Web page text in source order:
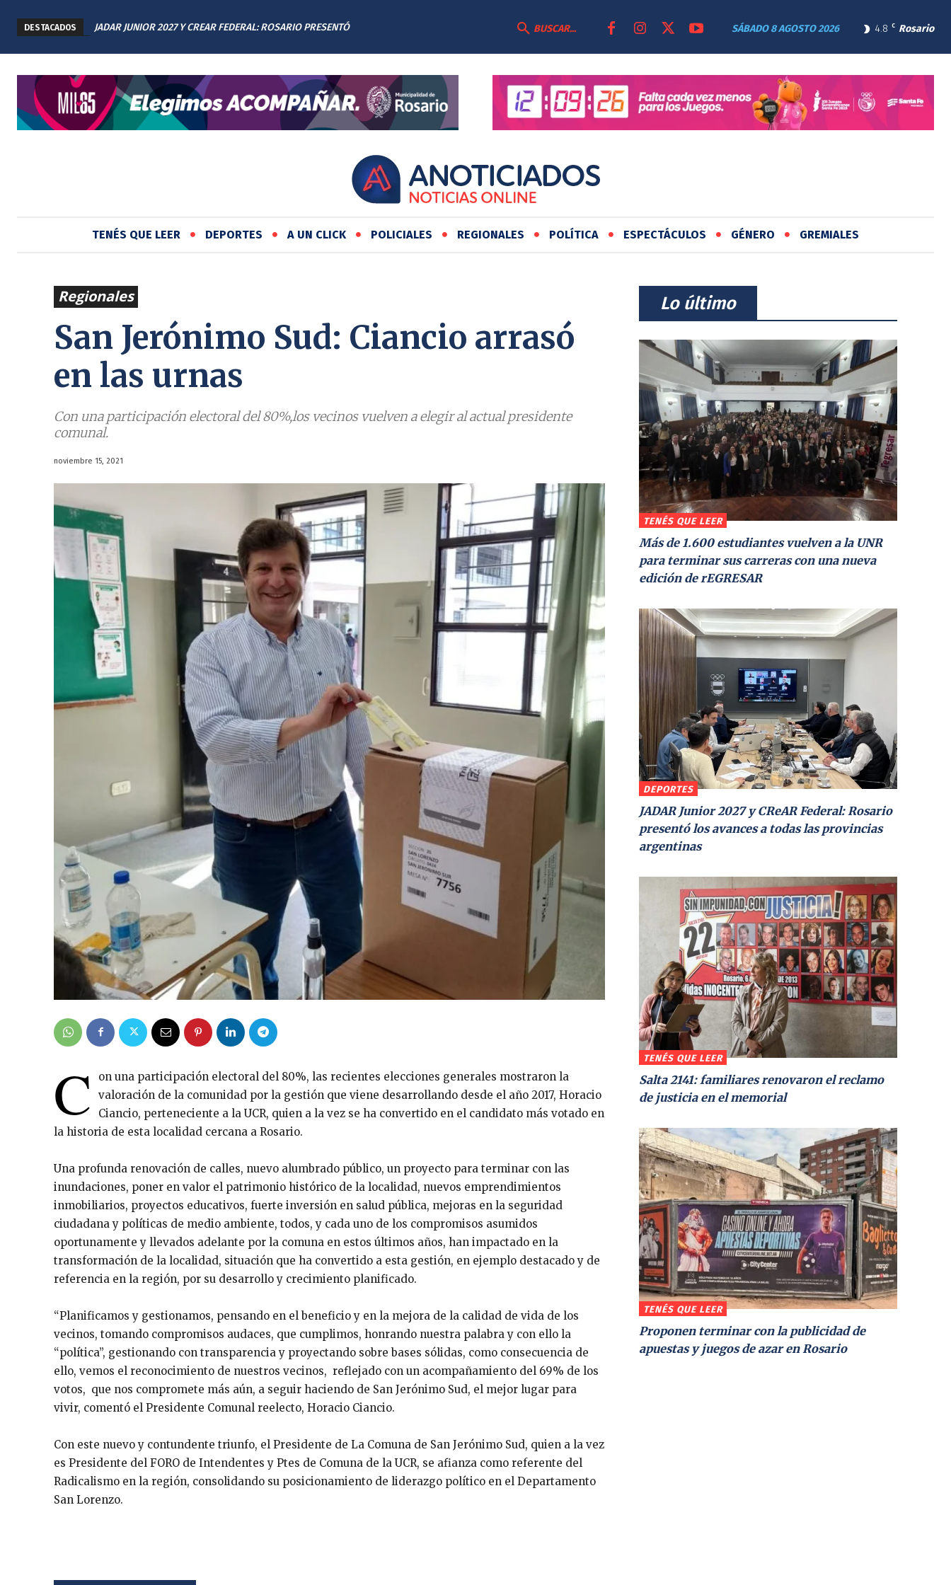
DESTACADOS
JADAR JUNIOR 2027 Y CREAR FEDERAL: ROSARIO PRESENTÓ
4.8 C Rosario
SÁBADO 8 AGOSTO 2026
BUSCAR...
TENÉS QUE LEER DEPORTES A UN CLICK POLICIALES REGIONALES POLÍTICA ESPECTÁCULOS GÉNERO GREMIALES
Regionales
San Jerónimo Sud: Ciancio arrasó
en las urnas
Con una participación electoral del 80%,los vecinos vuelven a elegir al actual presidente
comunal.
noviembre 15, 2021
C
on una participación electoral del 80%, las recientes elecciones generales mostraron la
valoración de la comunidad por la gestión que viene desarrollando desde el año 2017, Horacio
Ciancio, perteneciente a la UCR, quien a la vez se ha convertido en el candidato más votado en
la historia de esta localidad cercana a Rosario.
Una profunda renovación de calles, nuevo alumbrado público, un proyecto para terminar con las
inundaciones, poner en valor el patrimonio histórico de la localidad, nuevos emprendimientos
inmobiliarios, proyectos educativos, fuerte inversión en salud pública, mejoras en la seguridad
ciudadana y políticas de medio ambiente, todos, y cada uno de los compromisos asumidos
oportunamente y llevados adelante por la comuna en estos últimos años, han impactado en la
transformación de la localidad, situación que ha convertido a esta gestión, en ejemplo destacado y de
referencia en la región, por su desarrollo y crecimiento planificado.
“Planificamos y gestionamos, pensando en el beneficio y en la mejora de la calidad de vida de los
vecinos, tomando compromisos audaces, que cumplimos, honrando nuestra palabra y con ello la
“política”, gestionando con transparencia y proyectando sobre bases sólidas, como consecuencia de
ello, vemos el reconocimiento de nuestros vecinos, reflejado con un acompañamiento del 69% de los
votos, que nos compromete más aún, a seguir haciendo de San Jerónimo Sud, el mejor lugar para
vivir, comentó el Presidente Comunal reelecto, Horacio Ciancio.
Con este nuevo y contundente triunfo, el Presidente de La Comuna de San Jerónimo Sud, quien a la vez
es Presidente del FORO de Intendentes y Ptes de Comuna de la UCR, se afianza como referente del
Radicalismo en la región, consolidando su posicionamiento de liderazgo político en el Departamento
San Lorenzo.
⠀Lo último⠀
TENÉS QUE LEER
Más de 1.600 estudiantes vuelven a la UNR
para terminar sus carreras con una nueva
edición de rEGRESAR
DEPORTES
JADAR Junior 2027 y CReAR Federal: Rosario
presentó los avances a todas las provincias
argentinas
TENÉS QUE LEER
Salta 2141: familiares renovaron el reclamo
de justicia en el memorial
TENÉS QUE LEER
Proponen terminar con la publicidad de
apuestas y juegos de azar en Rosario